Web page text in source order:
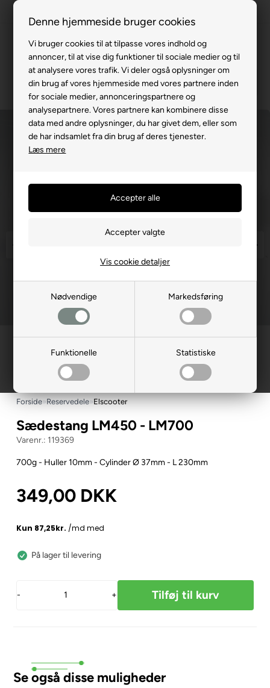
Denne hjemmeside bruger cookies
Vi bruger cookies til at tilpasse vores indhold og
annoncer, til at vise dig funktioner til sociale medier og til
at analysere vores trafik. Vi deler også oplysninger om
din brug af vores hjemmeside med vores partnere inden
for sociale medier, annonceringspartnere og
analysepartnere. Vores partnere kan kombinere disse
data med andre oplysninger, du har givet dem, eller som
de har indsamlet fra din brug af deres tjenester.
Læs mere
Nødvendige Markedsføring
Funktionelle Statistiske
Vis cookie detaljer
Service hos dig
3 års garanti
63 15 00 00
Forside»Reservedele»Elscooter
Sædestang LM450 - LM700
119369
700g - Huller 10mm - Cylinder Ø 37mm - L 230mm
349,00 DKK
På lager til levering
- +
Se også disse muligheder